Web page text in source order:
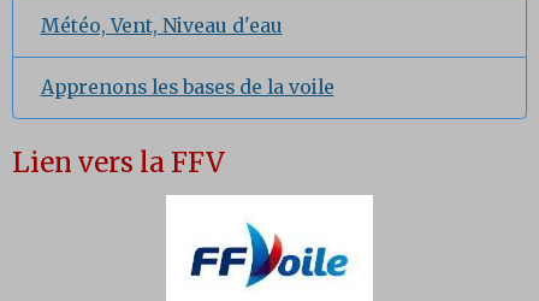
Météo, Vent, Niveau d'eau
Apprenons les bases de la voile
Lien vers la FFV